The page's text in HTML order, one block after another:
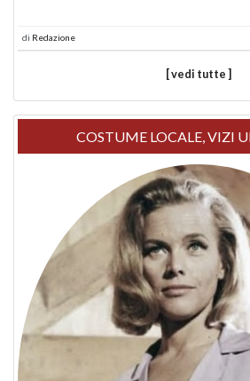
di Redazione
[ vedi tutte ]
COSTUME LOCALE, VIZI